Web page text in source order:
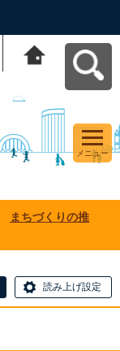
メニュー
まちづくりの推
読み上げ設定